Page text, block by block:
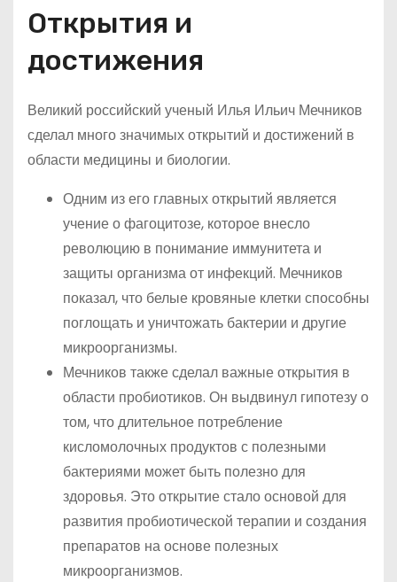
Открытия и
достижения
Великий российский ученый Илья Ильич Мечников
сделал много значимых открытий и достижений в
области медицины и биологии.
Одним из его главных открытий является
учение о фагоцитозе, которое внесло
революцию в понимание иммунитета и
защиты организма от инфекций. Мечников
показал, что белые кровяные клетки способны
поглощать и уничтожать бактерии и другие
микроорганизмы.
Мечников также сделал важные открытия в
области пробиотиков. Он выдвинул гипотезу о
том, что длительное потребление
кисломолочных продуктов с полезными
бактериями может быть полезно для
здоровья. Это открытие стало основой для
развития пробиотической терапии и создания
препаратов на основе полезных
микроорганизмов.